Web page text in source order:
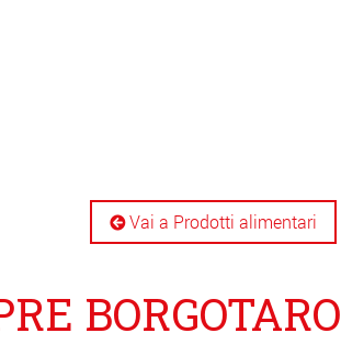
Vai a Prodotti alimentari
BORGOTARO